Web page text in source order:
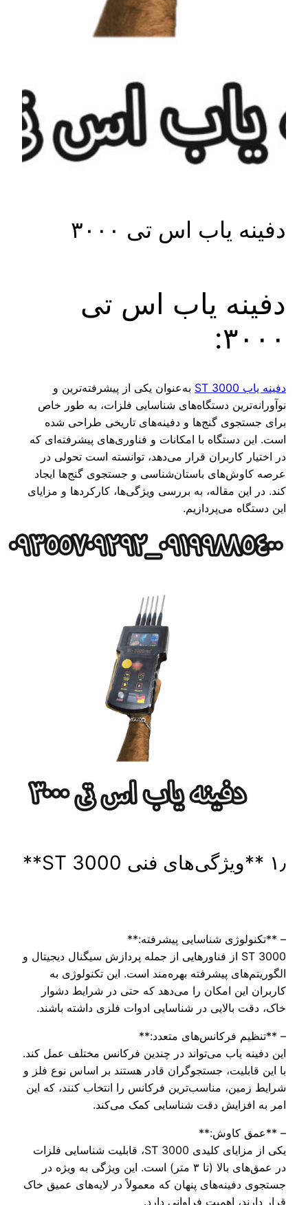
دفینه یاب اس تی ۳۰۰۰
دفینه یاب اس تی
۳۰۰۰:
دفینه یاب ST 3000
به‌عنوان یکی از پیشرفته‌ترین و
نوآورانه‌ترین دستگاه‌های شناسایی فلزات، به طور خاص
برای جستجوی گنج‌ها و دفینه‌های تاریخی طراحی شده
است. این دستگاه با امکانات و فناوری‌های پیشرفته‌ای که
در اختیار کاربران قرار می‌دهد، توانسته است تحولی در
عرصه کاوش‌های باستان‌شناسی و جستجوی گنج‌ها ایجاد
کند. در این مقاله، به بررسی ویژگی‌ها، کارکردها و مزایای
این دستگاه می‌پردازیم.
– **تکنولوژی شناسایی پیشرفته:**
ST 3000 از فناورهایی از جمله پردازش سیگنال دیجیتال و
الگوریتم‌های پیشرفته بهره‌مند است. این تکنولوژی به
کاربران این امکان را می‌دهد که حتی در شرایط دشوار
خاک، دقت بالایی در شناسایی ادوات فلزی داشته باشند.
– **تنظیم فرکانس‌های متعدد:**
این دفینه یاب می‌تواند در چندین فرکانس مختلف عمل کند.
با این قابلیت، جستجوگران قادر هستند بر اساس نوع فلز و
شرایط زمین، مناسب‌ترین فرکانس را انتخاب کنند، که این
امر به افزایش دقت شناسایی کمک می‌کند.
– **عمق کاوش:**
یکی از مزایای کلیدی ST 3000، قابلیت شناسایی فلزات
در عمق‌های بالا (تا ۳ متر) است. این ویژگی به ویژه در
جستجوی دفینه‌های پنهان که معمولاً در لایه‌های عمیق خاک
قرار دارند، اهمیت فراوانی دارد.